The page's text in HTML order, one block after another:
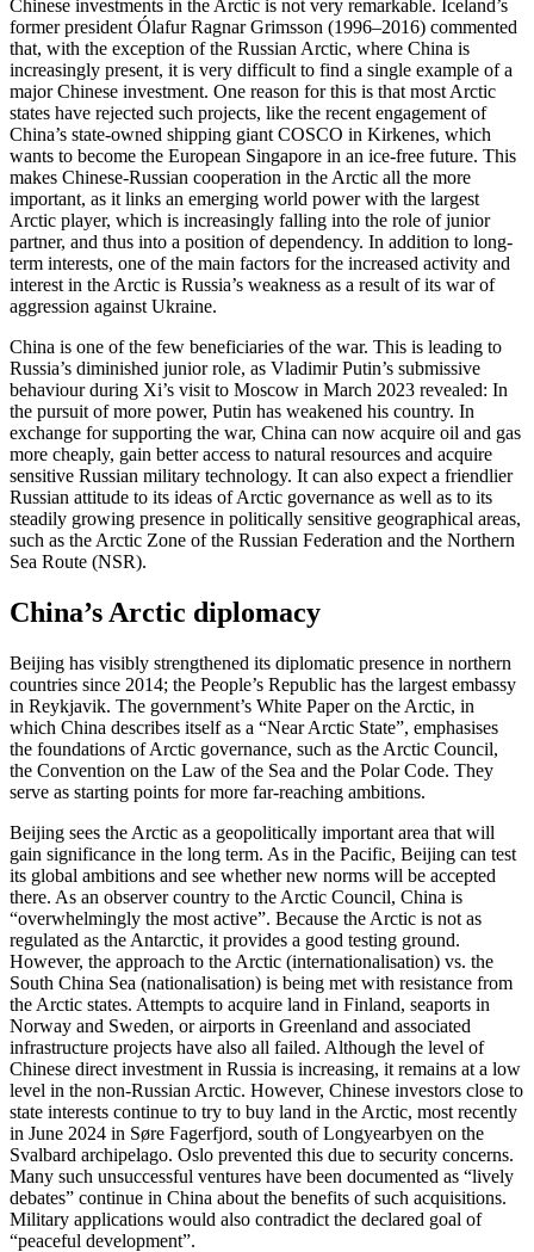
Chinese investments in the Arctic is not very remarkable. Iceland’s
former president Ólafur Ragnar Grimsson (1996–2016) commented
that, with the exception of the Russian Arctic, where China is
increasingly present, it is very difficult to find a single example of a
major Chinese investment. One reason for this is that most Arctic
states have rejected such projects, like the recent engagement of
China’s state-owned shipping giant COSCO in Kirkenes, which
wants to become the European Singapore in an ice-free future. This
makes Chinese-Russian cooperation in the Arctic all the more
important, as it links an emerg­ing world power with the largest
Arctic player, which is increasingly falling into the role of junior
partner, and thus into a posi­tion of dependency. In addition to long-
term interests, one of the main factors for the increased activity and
inter­est in the Arctic is Russia’s weakness as a result of its war of
aggression against Ukraine.
China is one of the few beneficiaries of the war. This is leading to
Russia’s dimin­ished junior role, as Vladimir Putin’s sub­missive
behaviour during Xi’s visit to Mos­cow in March 2023 revealed: In
the pursuit of more power, Putin has weakened his country. In
exchange for supporting the war, China can now acquire oil and gas
more cheaply, gain better access to natural resources and acquire
sensitive Russian military technology. It can also expect a friendlier
Russian attitude to its ideas of Arctic governance as well as to its
steadily growing presence in politically sensitive geographical areas,
such as the Arctic Zone of the Russian Federation and the Northern
Sea Route (NSR).
China’s Arctic diplomacy
Beijing has visibly strengthened its diplo­matic presence in northern
countries since 2014; the People’s Republic has the largest embassy
in Reykjavik. The government’s White Paper on the Arctic, in
which China describes itself as a “Near Arctic State”, emphasises
the foundations of Arctic gov­er­nance, such as the Arctic Council,
the Con­vention on the Law of the Sea and the Polar Code. They
serve as starting points for more far-reaching ambitions.
Beijing sees the Arctic as a geopolitically important area that will
gain significance in the long term. As in the Pacific, Beijing can test
its global ambitions and see whether new norms will be accepted
there. As an observer country to the Arctic Council, China is
“overwhelmingly the most active”. Because the Arctic is not as
regulated as the Antarctic, it provides a good testing ground.
However, the approach to the Arctic (inter­nationalisation) vs. the
South China Sea (nationalisation) is being met with resistance from
the Arctic states. Attempts to acquire land in Finland, seaports in
Norway and Sweden, or airports in Greenland and associated
infrastructure projects have also all failed. Although the level of
Chinese direct investment in Russia is increasing, it remains at a low
level in the non-Russian Arctic. However, Chinese investors close to
state interests continue to try to buy land in the Arctic, most recently
in June 2024 in Søre Fagerfjord, south of Longyearbyen on the
Svalbard archipelago. Oslo prevented this due to security concerns.
Many such un­successful ventures have been documented as “lively
debates” continue in China about the benefits of such acquisitions.
Military applications would also contradict the declared goal of
“peaceful development”.